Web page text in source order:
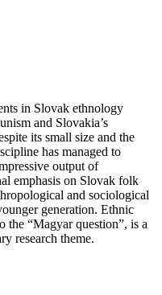
in Slovak ethnology
and Slovakia’s
its small size and the
has managed to
output of
emphasis on Slovak folk
and sociological
generation. Ethnic
the “Magyar question”, is a
research theme.